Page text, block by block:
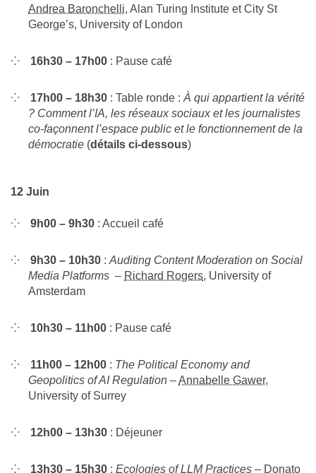
Andrea Baronchelli, Alan Turing Institute et City St
George’s, University of London
16h30 – 17h00 : Pause café
17h00 – 18h30 : Table ronde : À qui appartient la vérité
? Comment l’IA, les réseaux sociaux et les journalistes
co-façonnent l’espace public et le fonctionnement de la
démocratie (détails ci-dessous)
12 Juin
9h00 – 9h30 : Accueil café
9h30 – 10h30 : Auditing Content Moderation on Social
Media Platforms – Richard Rogers, University of
Amsterdam
10h30 – 11h00 : Pause café
11h00 – 12h00 : The Political Economy and
Geopolitics of AI Regulation –Annabelle Gawer,
University of Surrey
12h00 – 13h30 : Déjeuner
13h30 – 15h30 : Ecologies of LLM Practices – Donato